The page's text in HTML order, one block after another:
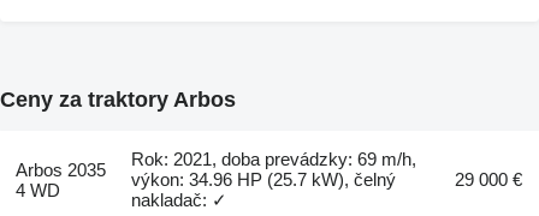
Ceny za traktory Arbos
Arbos 2035
4 WD
Rok: 2021, doba prevádzky: 69 m/h,
výkon: 34.96 HP (25.7 kW), čelný
nakladač: ✓
29 000 €